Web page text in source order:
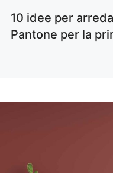
10 idee per
Pantone per la